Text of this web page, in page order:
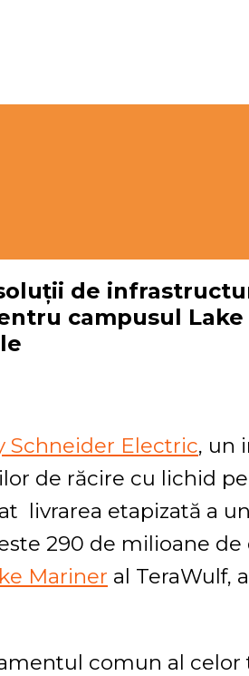
de
campusul Lake
Schneider Electric, un
de răcire cu lichid
livrarea etapizată a
290 de milioane
Mariner al TeraWulf,
comun al